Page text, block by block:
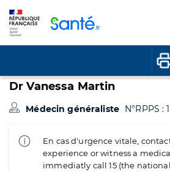
Dr Vanessa Martin
Médecin généraliste N°RPPS :
En cas d'urgence vitale,
experience or witness a
immediatly call 15 (the